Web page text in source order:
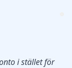
i stället för